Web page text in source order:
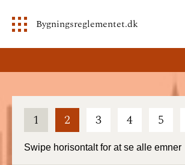
Bygningsreglementet.dk
1 2 3 4 5
Swipe horisontalt for at se alle emner